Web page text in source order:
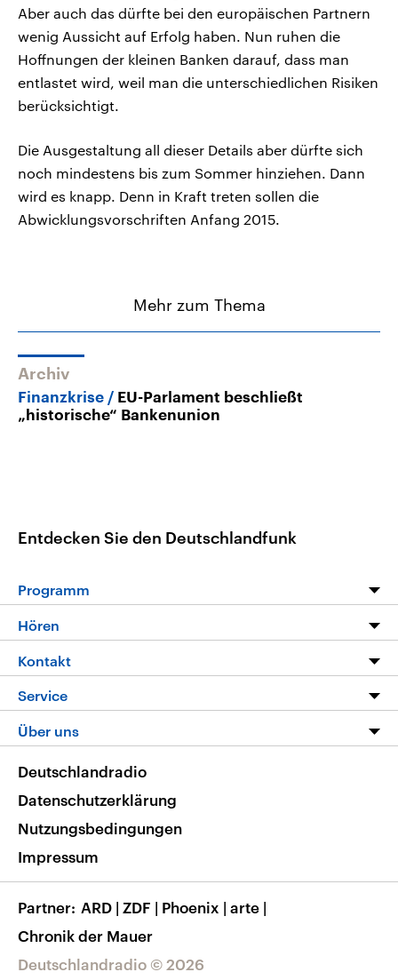
Aber auch das dürfte bei den europäischen Partnern
wenig Aussicht auf Erfolg haben. Nun ruhen die
Hoffnungen der kleinen Banken darauf, dass man
entlastet wird, weil man die unterschiedlichen Risiken
berücksichtigt.
Die Ausgestaltung all dieser Details aber dürfte sich
noch mindestens bis zum Sommer hinziehen. Dann
wird es knapp. Denn in Kraft treten sollen die
Abwicklungsvorschriften Anfang 2015.
Mehr zum Thema
Archiv
Finanzkrise
EU-Parlament beschließt
„historische“ Bankenunion
Entdecken Sie den Deutschlandfunk
Programm
Die Nachrichten
Nachrichtenleicht
Neue Beiträge auf dlf.de
Hören
Livestream
Podcasts
Deutschlandfunk App
Nachrichten App
Frequenzen
Kontakt
Hörerservice
Service
FAQ
Veranstaltungen
Musikliste
RSS
Über uns
Barrierefreiheit
Deutschlandradio © 2026
Deutschlandradio
Datenschutzerklärung
Nutzungsbedingungen
Impressum
Partner ARD | ZDF | Phoenix | arte |
Chronik der Mauer